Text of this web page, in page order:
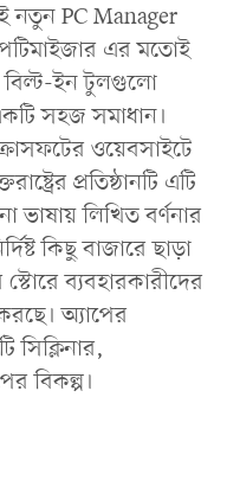
নতুন PC Manager
এর মতোই
বিল্ট-ইন টুলগুলো
সহজ সমাধান।
ওয়েবসাইটে
প্রতিষ্ঠানটি এটি
ভাষায় লিখিত বর্ণনার
কিছু বাজারে ছাড়া
ব্যবহারকারীদের
অ্যাপের
সিক্লিনার,
বিকল্প।